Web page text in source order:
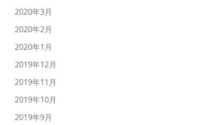
2020年3月
2020年2月
2020年1月
2019年12月
2019年11月
2019年10月
2019年9月